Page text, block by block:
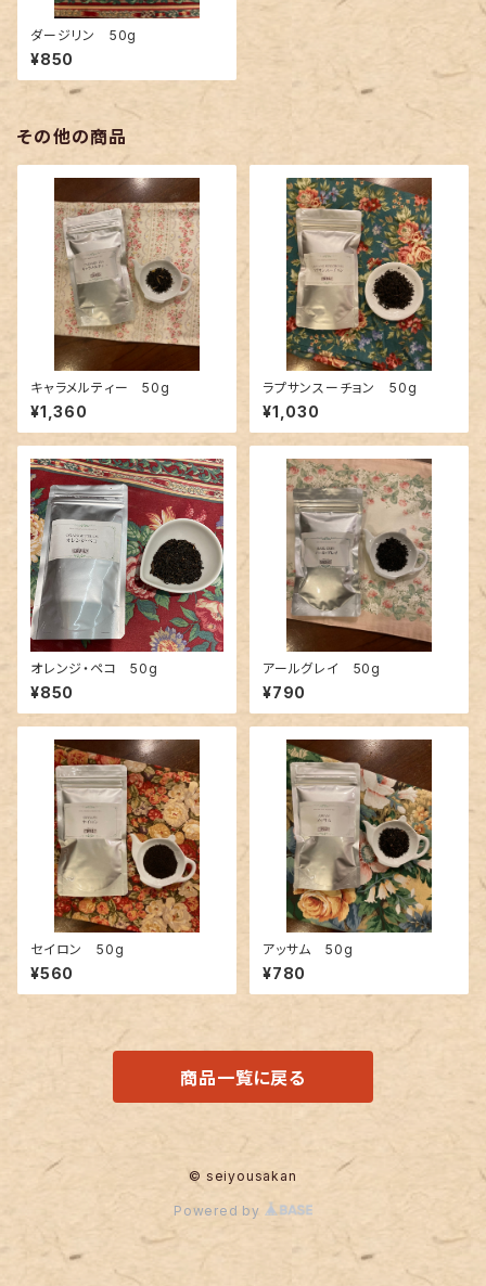
ダージリン 50g
¥850
その他の商品
キャラメルティー 50g
¥1,360
ラプサンスーチョン 50g
¥1,030
オレンジ・ペコ 50g
¥850
アールグレイ 50g
¥790
セイロン 50g
¥560
アッサム 50g
¥780
商品一覧に戻る
© seiyousakan
Powered by